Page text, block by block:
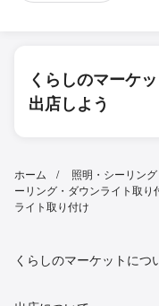
くらしのマーケ
出店しよう
ホーム 照明・シーリン
ーリング・ダウンライト取り
ライト取り付け
くらしのマーケットにつ